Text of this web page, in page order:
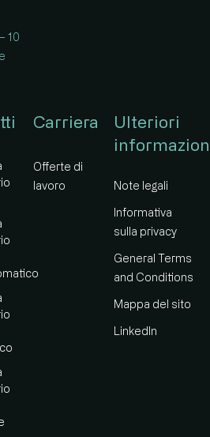
10
Carriera
Offerte di
lavoro
Ulteriori
Note legali
Informativa
sulla privacy
General Terms
and Conditions
Mappa del sito
LinkedIn